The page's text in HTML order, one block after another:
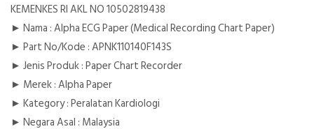
KEMENKES RI AKL NO 10502819438
► Nama : Alpha ECG Paper (Medical Recording Chart Paper)
► Part No/Kode : APNK110140F143S
► Jenis Produk : Paper Chart Recorder
► Merek : Alpha Paper
► Kategory : Peralatan Kardiologi
► Negara Asal : Malaysia